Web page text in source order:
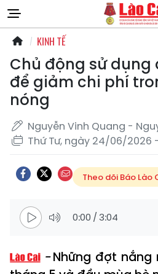
KINH TẾ
Chủ động sử
để giảm chi phí
nóng
Nguyễn Vinh Quang -
Thứ Tư, ngày 24/06/2026
Theo dõi Báo Lào
0:00 /3:04
Những đợt nắng